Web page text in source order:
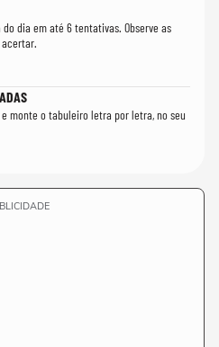
dia em até 6 tentativas. Observe as
monte o tabuleiro letra por letra, no seu